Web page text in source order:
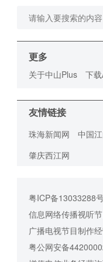
更多
关于中山Plus 下
友情链接
珠海新闻网 中国
肇庆西江网
粤ICP备13033288
信息网络传播视听
广播电视节目制作
粤公网安备